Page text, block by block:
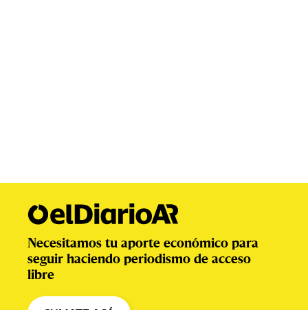
Necesitamos tu aporte económico para
seguir haciendo periodismo de acceso
libre